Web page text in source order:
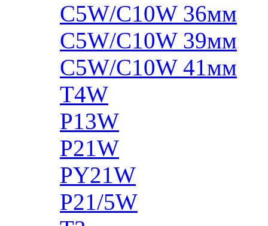
C5W/C10W 36мм
C5W/C10W 39мм
C5W/C10W 41мм
T4W
P13W
P21W
PY21W
P21/5W